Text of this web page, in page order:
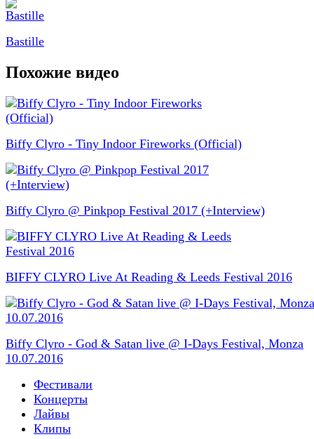
Bastille
Похожие видео
Biffy Clyro - Tiny Indoor Fireworks (Official)
Biffy Clyro @ Pinkpop Festival 2017 (+Interview)
BIFFY CLYRO Live At Reading & Leeds Festival 2016
Biffy Clyro - God & Satan live @ I-Days Festival, Monza
10.07.2016
Фестивали
Концерты
Лайвы
Клипы